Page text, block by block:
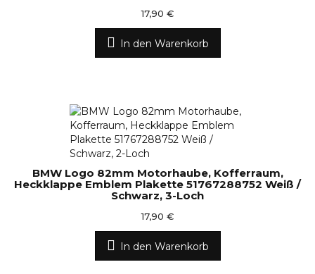
17,90 €
In den Warenkorb
BMW Logo 82mm Motorhaube, Kofferraum,
Heckklappe Emblem Plakette 51767288752 Weiß /
Schwarz, 3-Loch
17,90 €
In den Warenkorb